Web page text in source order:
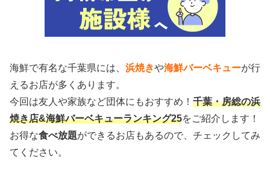
海鮮で有名な千葉県には、 浜焼きや海鮮バーベキューが行
えるお店が多くあります。
今回は友人や家族など団体にもおすすめ！ 千葉・房総の浜
焼き店&海鮮バーベキューランキング25をご紹介します！
お得な食べ放題ができるお店もあるので、チェックしてみ
てください。